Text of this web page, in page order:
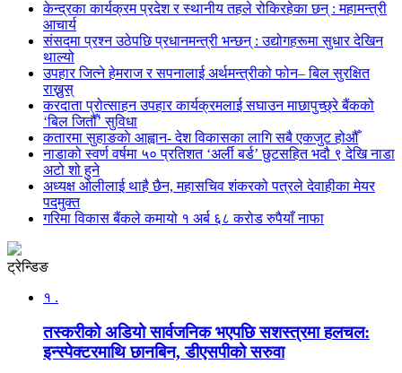
केन्द्रका कार्यक्रम प्रदेश र स्थानीय तहले रोकिरहेका छन् : महामन्त्री
आचार्य
संसदमा प्रश्न उठेपछि प्रधानमन्त्री भन्छन् : उद्योगहरूमा सुधार देखिन
थाल्यो
उपहार जित्ने हेमराज र सपनालाई अर्थमन्त्रीको फोन– बिल सुरक्षित
राख्नुस्
करदाता प्रोत्साहन उपहार कार्यक्रमलाई सघाउन माछापुच्छ्रे बैंकको
‘बिल जितौँ’ सुविधा
कतारमा सुहाङकाे आह्वान- देश विकासका लागि सबै एकजुट होऔँ
नाडाको स्वर्ण वर्षमा ५० प्रतिशत ‘अर्ली बर्ड’ छुटसहित भदौ ९ देखि नाडा
अटो शो हुने
अध्यक्ष ओलीलाई थाहै छैन, महासचिव शंकरको पत्रले देवाहीका मेयर
पदमुक्त
गरिमा विकास बैंकले कमायो १ अर्ब ६८ करोड रुपैयाँ नाफा
ट्रेन्डिङ
१ .
तस्करीको अडियो सार्वजनिक भएपछि सशस्त्रमा हलचल:
इन्स्पेक्टरमाथि छानबिन, डीएसपीको सरुवा